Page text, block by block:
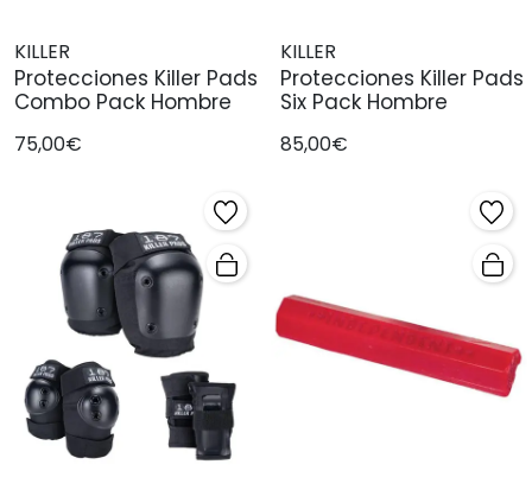
KILLER
Protecciones Killer Pads
Combo Pack Hombre
75,00€
KILLER
Protecciones Killer Pads
Six Pack Hombre
85,00€